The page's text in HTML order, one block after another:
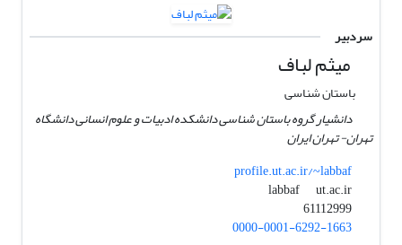
سردبیر
میثم لباف
باستان شناسی
دانشیار گروه باستان شناسی دانشکده ادبیات و علوم انسانی دانشگاه
تهران- تهران ایران
profile.ut.ac.ir/~labbaf
labbaf
ut.ac.ir
61112999
0000-0001-6292-1663